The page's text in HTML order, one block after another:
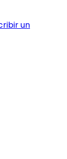
un